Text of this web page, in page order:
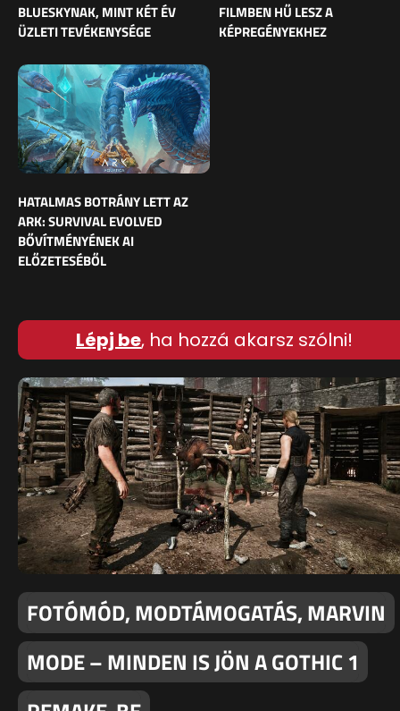
BLUESKYNAK, MINT KÉT ÉV
ÜZLETI TEVÉKENYSÉGE
FILMBEN HŰ LESZ A
KÉPREGÉNYEKHEZ
HATALMAS BOTRÁNY LETT AZ
ARK: SURVIVAL EVOLVED
BŐVÍTMÉNYÉNEK AI
ELŐZETESÉBŐL
Lépj be, ha hozzá akarsz szólni!
FOTÓMÓD, MODTÁMOGATÁS, MARVIN
MODE – MINDEN IS JÖN A GOTHIC 1